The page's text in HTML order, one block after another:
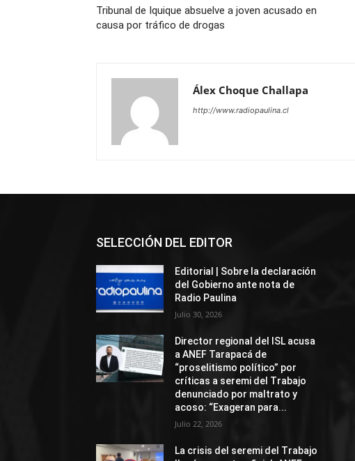
Tribunal de Iquique absuelve a joven acusado en
causa por tráfico de drogas
Álex Choque Challapa
http://www.radiopaulina.cl
SELECCIÓN DEL EDITOR
Editorial | Sobre la declaración
del Gobierno ante nota de
Radio Paulina
Julio 30, 2026
Director regional del ISL acusa
a ANEF Tarapacá de
“proselitismo político” por
críticas a seremi del Trabajo
denunciado por maltrato y
acoso: “Exageran para...
Julio 22, 2026
La crisis del seremi del Trabajo